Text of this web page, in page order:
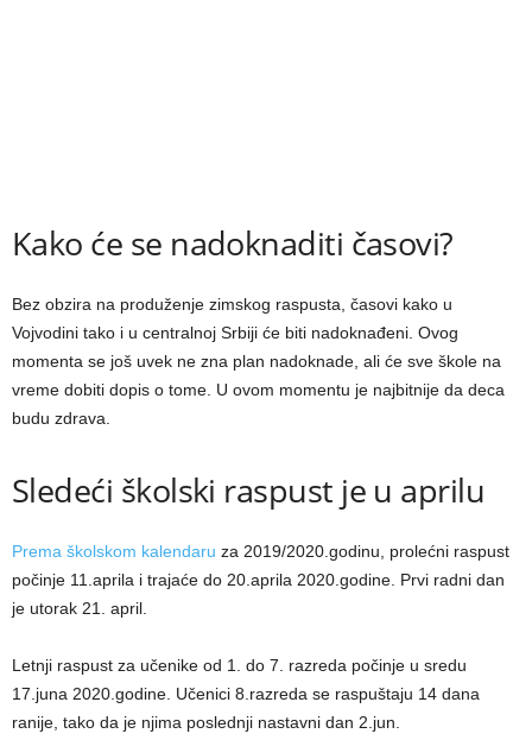
Kako će se nadoknaditi časovi?
Bez obzira na produženje zimskog raspusta, časovi kako u
Vojvodini tako i u centralnoj Srbiji će biti nadoknađeni. Ovog
momenta se još uvek ne zna plan nadoknade, ali će sve škole na
vreme dobiti dopis o tome. U ovom momentu je najbitnije da deca
budu zdrava.
Sledeći školski raspust je u aprilu
Prema školskom kalendaru za 2019/2020.godinu, prolećni raspust
počinje 11.aprila i trajaće do 20.aprila 2020.godine. Prvi radni dan
je utorak 21. april.
Letnji raspust za učenike od 1. do 7. razreda počinje u sredu
17.juna 2020.godine. Učenici 8.razreda se raspuštaju 14 dana
ranije, tako da je njima poslednji nastavni dan 2.jun.